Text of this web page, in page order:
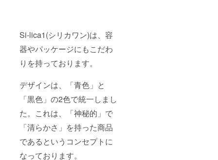
Si-lica1(シリカワン)は、容
器やパッケージにもこだわ
りを持っております。
デザインは、「青色」と
「黒色」の2色で統一しまし
た。これは、「神秘的」で
「清らかさ」を持った商品
であるというコンセプトに
なっております。